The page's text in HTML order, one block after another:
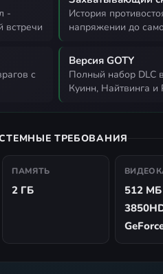
встречи
история противостояния с Джокером держит в
напряжении до
Версия GOTY
полный набор DLC включён - кампании за Харли
Куинн, Найтвинга и
ТРЕБОВАНИЯ
ПАМЯТЬ
2 ГБ
512 МБ